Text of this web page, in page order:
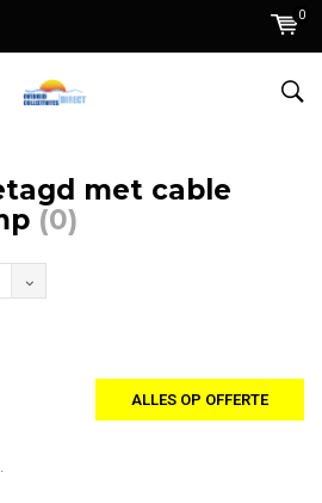
0
met cable
(0)
ALLES OP OFFERTE